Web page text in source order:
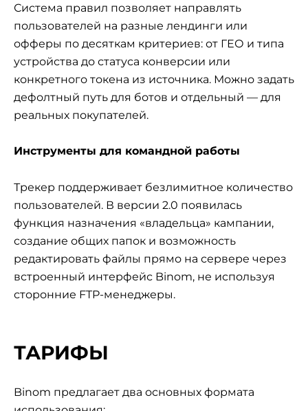
Система правил позволяет направлять
пользователей на разные лендинги или
офферы по десяткам критериев: от ГЕО и типа
устройства до статуса конверсии или
конкретного токена из источника. Можно задать
дефолтный путь для ботов и отдельный — для
реальных покупателей.
Инструменты для командной работы
Трекер поддерживает безлимитное количество
пользователей. В версии 2.0 появилась
функция назначения «владельца» кампании,
создание общих папок и возможность
редактировать файлы прямо на сервере через
встроенный интерфейс Binom, не используя
сторонние FTP-менеджеры.
ТАРИФЫ
Binom предлагает два основных формата